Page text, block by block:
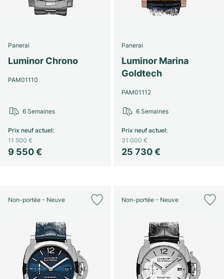
Panerai
Luminor Chrono
PAM01110
9 550 €
Prix neuf actuel:
11 500 €
6 Semaines
Panerai
Luminor Marina
Goldtech
PAM01112
25 730 €
Prix neuf actuel:
31 000 €
6 Semaines
Non-portée - Neuve Non-portée - Neuve